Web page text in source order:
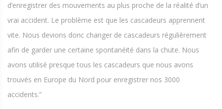
d’enregistrer des mouvements au plus proche de la réalité d’un
vrai accident. Le problème est que les cascadeurs apprennent
vite. Nous devions donc changer de cascadeurs régulièrement
afin de garder une certaine spontanéité dans la chute. Nous
avons utilisé presque tous les cascadeurs que nous avons
trouvés en Europe du Nord pour enregistrer nos 3000
accidents.”